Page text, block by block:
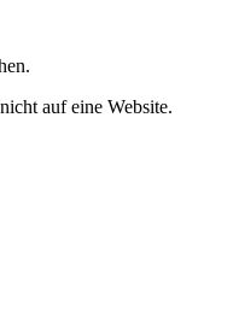
auf eine Website.